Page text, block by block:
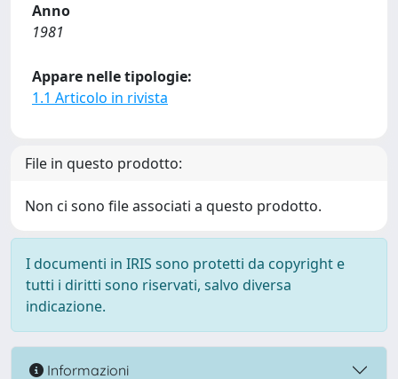
Anno
1981
Appare nelle tipologie:
1.1 Articolo in rivista
File in questo prodotto:
Non ci sono file associati a questo prodotto.
I documenti in IRIS sono protetti da copyright e
tutti i diritti sono riservati, salvo diversa
indicazione.
Informazioni